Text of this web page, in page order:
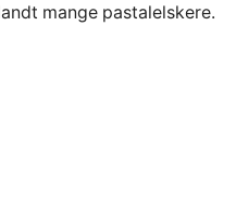
mange pastalelskere.